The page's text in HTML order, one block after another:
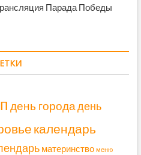
Парада Победы
день города день
календарь
материнство меню